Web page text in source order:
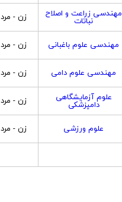
مهندسی زراعت و اصلاح
نباتات زن - مرد
مهندسی علوم باغبانی زن - مرد
مهندسی علوم دامی زن - مرد
علوم آزمایشگاهی
دامپزشکی زن - مرد
علوم ورزشی زن - مرد